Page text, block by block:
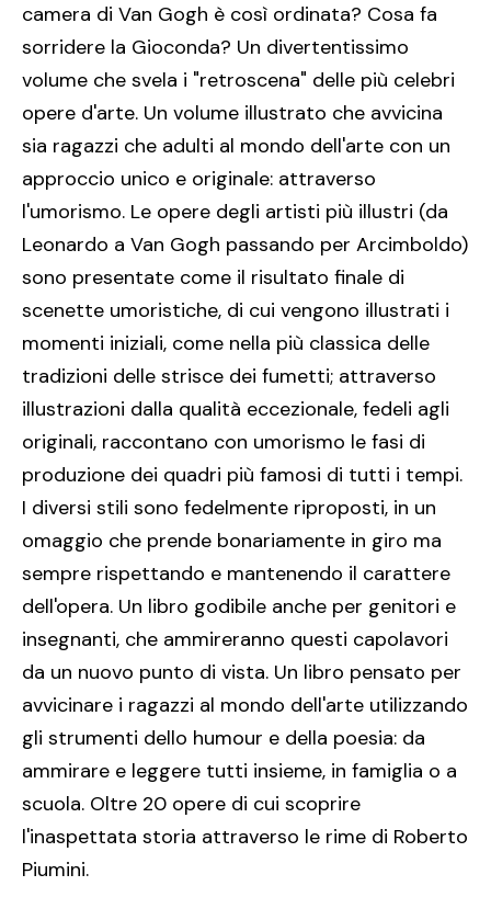
camera di Van Gogh è così ordinata? Cosa fa
sorridere la Gioconda? Un divertentissimo
volume che svela i "retroscena" delle più celebri
opere d'arte. Un volume illustrato che avvicina
sia ragazzi che adulti al mondo dell'arte con un
approccio unico e originale: attraverso
l'umorismo. Le opere degli artisti più illustri (da
Leonardo a Van Gogh passando per Arcimboldo)
sono presentate come il risultato finale di
scenette umoristiche, di cui vengono illustrati i
momenti iniziali, come nella più classica delle
tradizioni delle strisce dei fumetti; attraverso
illustrazioni dalla qualità eccezionale, fedeli agli
originali, raccontano con umorismo le fasi di
produzione dei quadri più famosi di tutti i tempi.
I diversi stili sono fedelmente riproposti, in un
omaggio che prende bonariamente in giro ma
sempre rispettando e mantenendo il carattere
dell'opera. Un libro godibile anche per genitori e
insegnanti, che ammireranno questi capolavori
da un nuovo punto di vista. Un libro pensato per
avvicinare i ragazzi al mondo dell'arte utilizzando
gli strumenti dello humour e della poesia: da
ammirare e leggere tutti insieme, in famiglia o a
scuola. Oltre 20 opere di cui scoprire
l'inaspettata storia attraverso le rime di Roberto
Piumini.